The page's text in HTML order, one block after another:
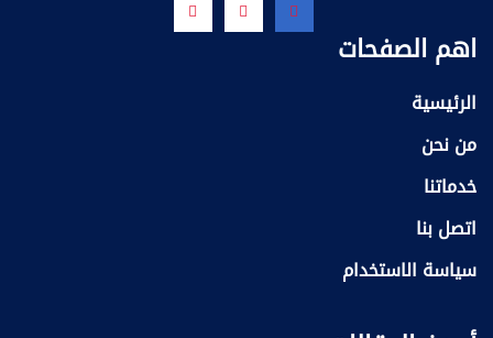
اهم الصفحات
الرئيسية
من نحن
خدماتنا
اتصل بنا
سياسة الاستخدام